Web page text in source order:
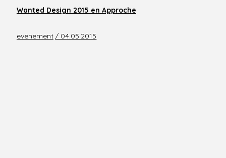
Wanted Design 2015 en Approche
evenement / 04.05.2015